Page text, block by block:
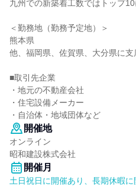
九州での新築着工数ではトップ10
＜勤務地（勤務予定地）＞
熊本県
他、福岡県、佐賀県、大分県に支
■取引先企業
・地元の不動産会社
・住宅設備メーカー
・自治体・地域団体など
開催地
オンライン
昭和建設株式会社
開催月
土日祝日に開催あり、長期休暇に